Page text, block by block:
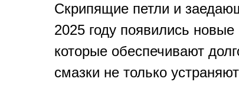
Скрипящие петли и
2025 году появились
которые обеспечивают
смазки не только